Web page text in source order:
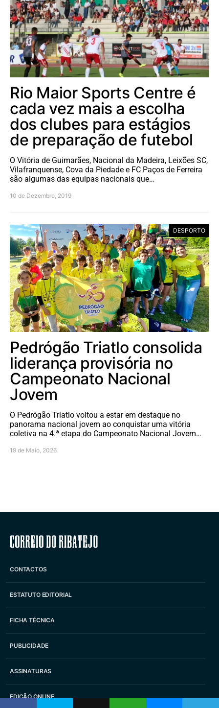
Rio Maior Sports Centre é
cada vez mais a escolha
dos clubes para estágios
de preparação de futebol
O Vitória de Guimarães, Nacional da Madeira, Leixões SC,
Vilafranquense, Cova da Piedade e FC Paços de Ferreira
são algumas das equipas nacionais que…
10 de Dezembro, 2019
DESPORTO
Pedrógão Triatlo consolida
liderança provisória no
Campeonato Nacional
Jovem
O Pedrógão Triatlo voltou a estar em destaque no
panorama nacional jovem ao conquistar uma vitória
coletiva na 4.ª etapa do Campeonato Nacional Jovem…
19 de Maio, 2026
Correio do Ribatejo
CONTACTOS
ESTATUTO EDITORIAL
FICHA TÉCNICA
PUBLICIDADE
ASSINATURAS
EDIÇÃO ONLINE